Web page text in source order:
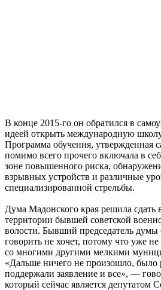
В конце 2015-го он обратился в
идеей открыть международную
Программа обучения, утвержденная
помимо всего прочего включала в
зоне повышенного риска,
взрывных устройств и различные
специализированной стрельбы.
Дума Мадонского края решила сдать
территории бывшей советской
волости. Бывший председатель
говорить не хочет, потому что уже
со многими другими мелкими
«Дальше ничего не произошло,
поддержали заявление и все», —
который сейчас является депутатом